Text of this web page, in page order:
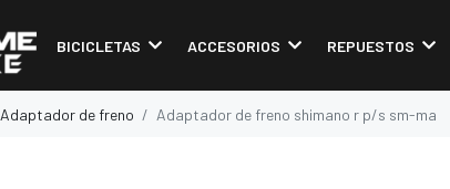
BICICLETAS ACCESORIOS REPUESTOS
Adaptador de freno Adaptador de freno shimano r p/s sm-ma